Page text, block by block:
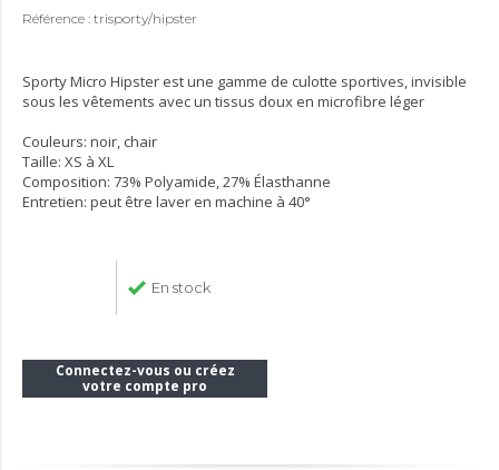
Référence : trisporty/hipster
Sporty Micro Hipster est une gamme de culotte sportives, invisible
sous les vêtements avec un tissus doux en microfibre léger
Couleurs: noir, chair
Taille: XS à XL
Composition: 73% Polyamide, 27% Élasthanne
Entretien: peut être laver en machine à 40°
En stock
Connectez-vous ou créez
votre compte pro